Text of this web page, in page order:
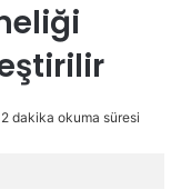
2 dakika okuma süresi